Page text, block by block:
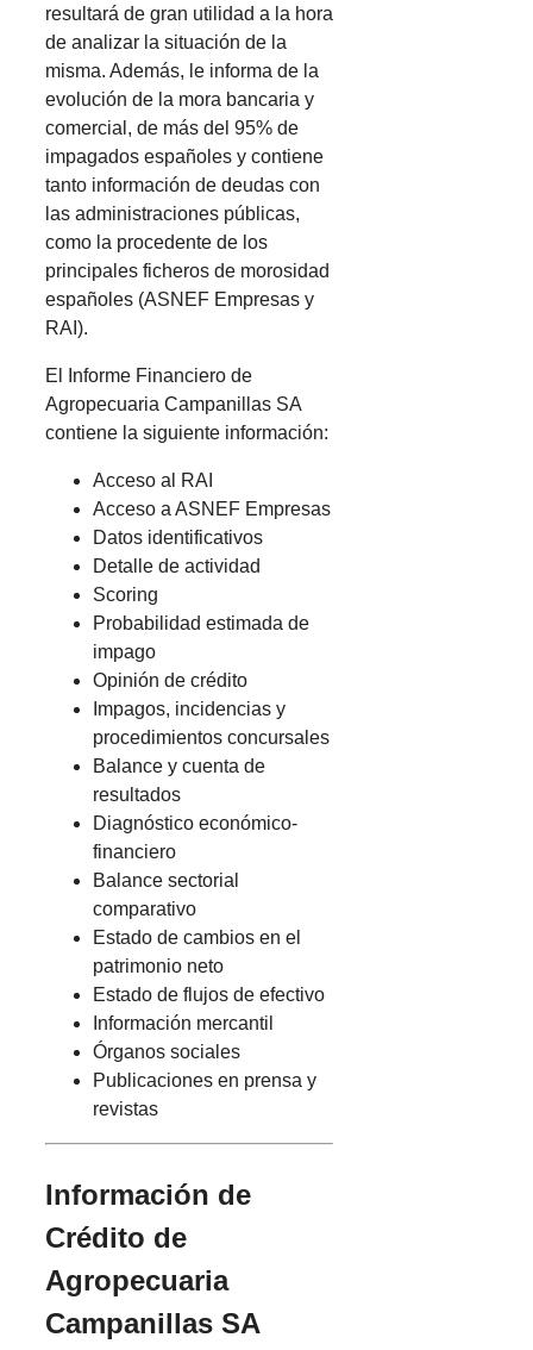
resultará de gran utilidad a la hora
de analizar la situación de la
misma. Además, le informa de la
evolución de la mora bancaria y
comercial, de más del 95% de
impagados españoles y contiene
tanto información de deudas con
las administraciones públicas,
como la procedente de los
principales ficheros de morosidad
españoles (ASNEF Empresas y
RAI).
El Informe Financiero de
Agropecuaria Campanillas SA
contiene la siguiente información:
Acceso al RAI
Acceso a ASNEF Empresas
Datos identificativos
Detalle de actividad
Scoring
Probabilidad estimada de
impago
Opinión de crédito
Impagos, incidencias y
procedimientos concursales
Balance y cuenta de
resultados
Diagnóstico económico-
financiero
Balance sectorial
comparativo
Estado de cambios en el
patrimonio neto
Estado de flujos de efectivo
Información mercantil
Órganos sociales
Publicaciones en prensa y
revistas
Información de
Crédito de
Agropecuaria
Campanillas SA